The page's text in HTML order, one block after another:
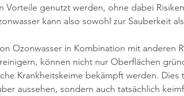
Vorteile genutzt werden, ohne dabei
kann also sowohl zur Sauberkeit
Ozonwasser in Kombination mit anderen
können nicht nur Oberflächen
Krankheitskeime bekämpft werden. Dies
aussehen, sondern auch tatsächlich